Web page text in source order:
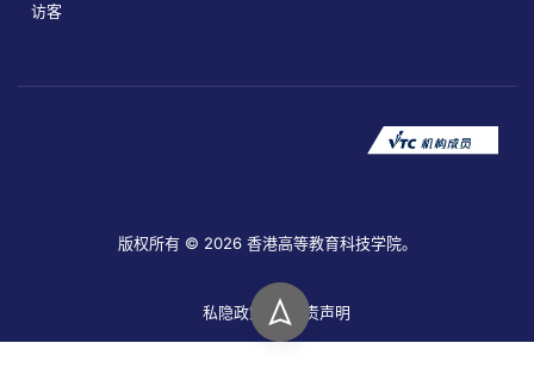
访客
版权所有 © 2026 香港高等教育科技学院。
私隐政策 免责声明